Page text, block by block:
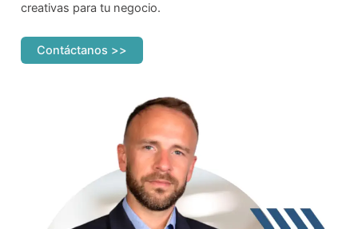
creativas para tu negocio.
Contáctanos >>